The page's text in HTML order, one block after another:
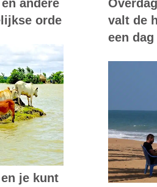
andere
orde
je kunt
valt de
een